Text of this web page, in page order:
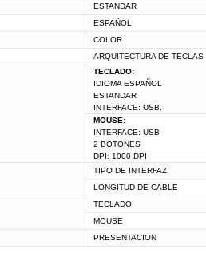
ESTANDAR
ESPAÑOL
COLOR
ARQUITECTURA DE TECLAS
TECLADO:
IDIOMA ESPAÑOL
ESTANDAR
INTERFACE: USB.
MOUSE:
INTERFACE: USB
2 BOTONES
DPI: 1000 DPI
TIPO DE INTERFAZ
LONGITUD DE CABLE
TECLADO
MOUSE
PRESENTACION